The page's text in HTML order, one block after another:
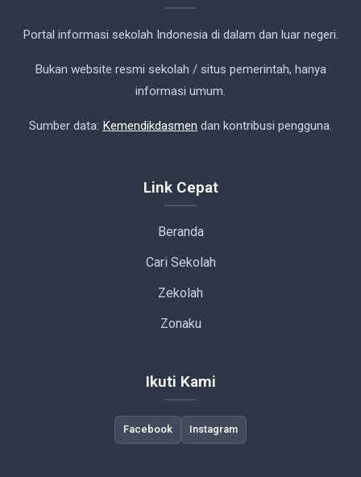
Portal informasi sekolah Indonesia di dalam dan luar negeri.
Bukan website resmi sekolah / situs pemerintah, hanya
informasi umum.
Sumber data: Kemendikdasmen dan kontribusi pengguna.
Link Cepat
Beranda
Cari Sekolah
Zekolah
Zonaku
Ikuti Kami
Facebook Instagram